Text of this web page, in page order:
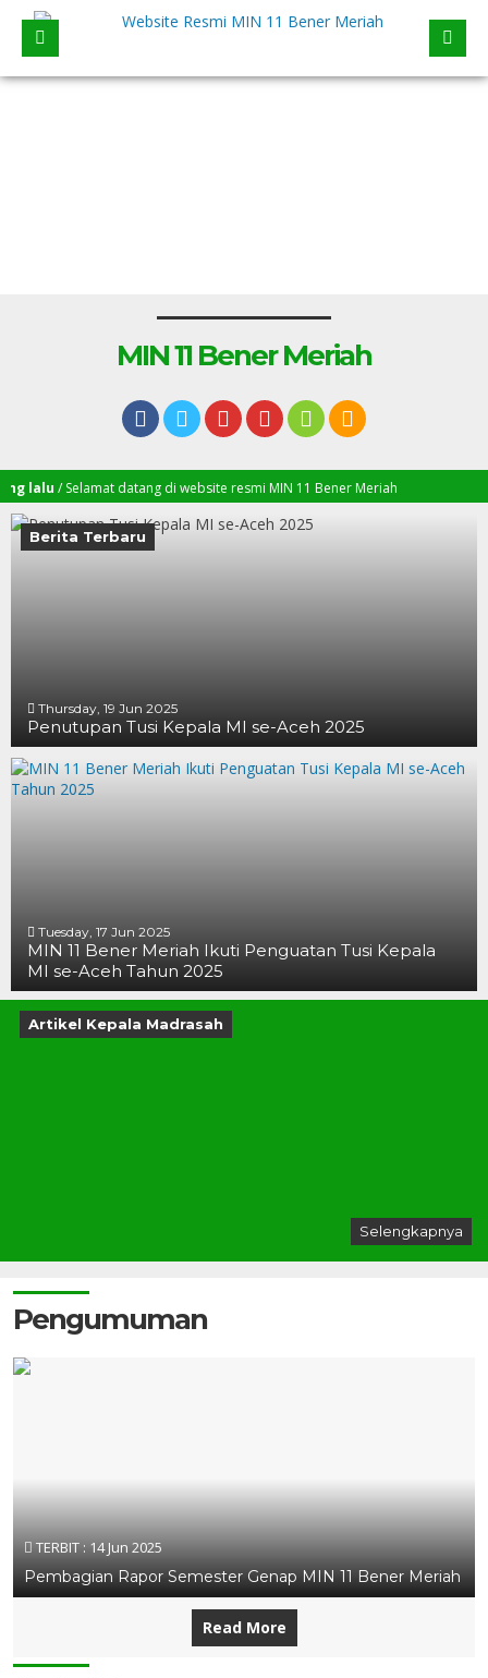
MIN 11 Bener Meriah
lalu/ Selamat datang di website resmi MIN 11 Bener Meriah
Berita Terbaru
Thursday, 19 Jun 2025
Penutupan Tusi Kepala MI se-Aceh 2025
Tuesday, 17 Jun 2025
MIN 11 Bener Meriah Ikuti Penguatan Tusi Kepala
MI se-Aceh Tahun 2025
Artikel Kepala Madrasah
Selengkapnya
Pengumuman
TERBIT : 14 Jun 2025
Pembagian Rapor Semester Genap MIN 11 Bener Meriah
Read More